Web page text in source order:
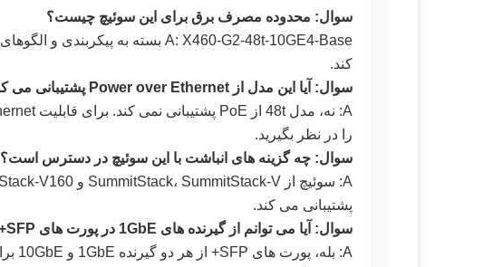
سوال: محدوده مصرف برق برای این سوئیچ چیست؟
کند.
سوال: آیا این مدل از Power over Ethernet پشتیبانی می کند؟
را در نظر بگیرید.
سوال: چه گزینه های انباشت با این سوئیچ در دسترس است؟
پشتیبانی می کند.
سوال: آیا می توانم از گیرنده های 1GbE در پورت های SFP+ استفاده کنم؟
A: بله، پورت های SFP+ از هر دو گیرنده 1GbE و 10GbE برای گزینه های اتصال انعطاف پذیر پشتیبانی می کنند.